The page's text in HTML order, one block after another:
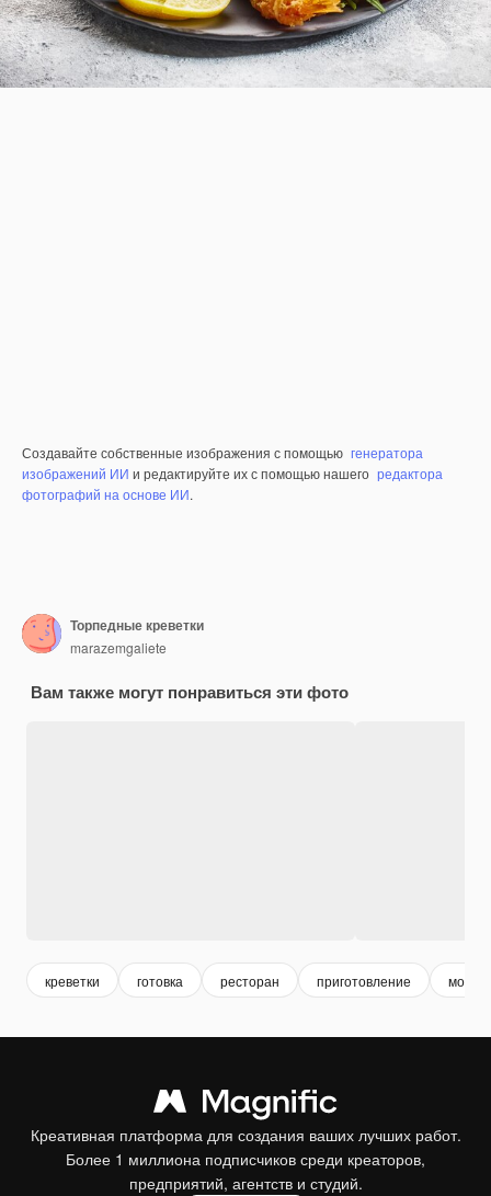
Создавайте собственные изображения с помощью генератора
изображений ИИ и редактируйте их с помощью нашего редактора
фотографий на основе ИИ.
Торпедные креветки
marazemgaliete
Вам также могут понравиться эти фото
креветки готовка ресторан приготовление
Креативная платформа для создания ваших лучших работ.
Более 1 миллиона подписчиков среди креаторов,
предприятий, агентств и студий.